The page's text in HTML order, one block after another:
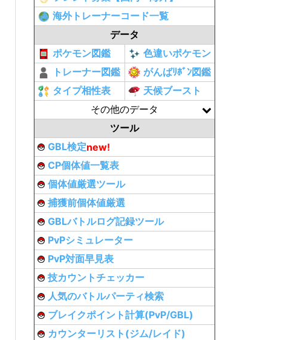
海外トレーナーコード一覧
データ
ポケモン図鑑
色違いポケモン
トレーナー図鑑
がんばﾘﾎﾞﾝ図鑑
タイプ相性表
天候ブースト
その他のデータ
ツール
GBL検定new!
CP個体値一覧表
個体値厳選ツール
捕獲前個体値厳選
GBLバトルログ記録ツール
PvPシミュレーター
PvP対面早見表
技カウントチェッカー
人気のバトルパーティ検索
ブレイクポイント計算(PvP/GBL)
カウンターリスト(ジム/レイド)